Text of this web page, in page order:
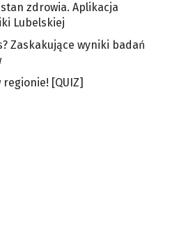
zdrowia. Aplikacja
Lubelskiej
Zaskakujące wyniki badań
[QUIZ]